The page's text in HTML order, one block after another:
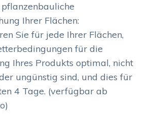
Ihrer Flächen:
Sie für jede Ihrer Flächen,
für die
Ihres Produkts optimal, nicht
ungünstig sind, und dies für
4 Tage. (verfügbar ab